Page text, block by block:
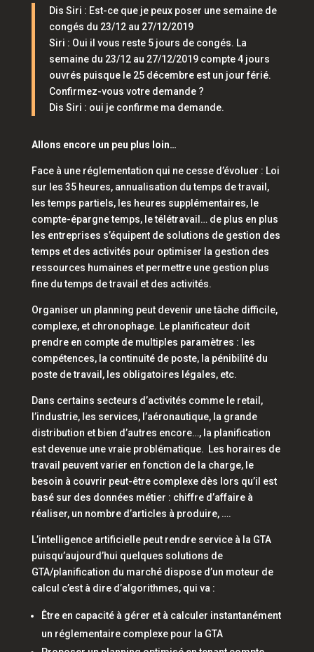
Dis Siri : Est-ce que je peux poser une semaine de
congés du 23/12 au 27/12/2019
Siri : Oui il vous reste 5 jours de congés. La
semaine du 23/12 au 27/12/2019 compte 4 jours
ouvrés puisque le 25 décembre est un jour férié.
Confirmez-vous votre demande ?
Dis Siri : oui je confirme ma demande.
Allons encore un peu plus loin…
Face à une réglementation qui ne cesse d’évoluer : Loi
sur les 35 heures, annualisation du temps de travail,
les temps partiels, les heures supplémentaires, le
compte-épargne temps, le télétravail… de plus en plus
les entreprises s’équipent de solutions de gestion des
temps et des activités pour optimiser la gestion des
ressources humaines et permettre une gestion plus
fine du temps de travail et des activités.
Organiser un planning peut devenir une tâche difficile,
complexe, et chronophage. Le planificateur doit
prendre en compte de multiples paramètres : les
compétences, la continuité de poste, la pénibilité du
poste de travail, les obligatoires légales, etc.
Dans certains secteurs d’activités comme le retail,
l’industrie, les services, l’aéronautique, la grande
distribution et bien d’autres encore…, la planification
est devenue une vraie problématique. Les horaires de
travail peuvent varier en fonction de la charge, le
besoin à couvrir peut-être complexe dès lors qu’il est
basé sur des données métier : chiffre d’affaire à
réaliser, un nombre d’articles à produire, ….
L’intelligence artificielle peut rendre service à la GTA
puisqu’aujourd’hui quelques solutions de
GTA/planification du marché dispose d’un moteur de
calcul c’est à dire d’algorithmes, qui va :
Être en capacité à gérer et à calculer instantanément
un réglementaire complexe pour la GTA